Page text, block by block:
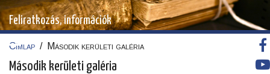
Feliratkozás, információk
Címlap / Második kerületi galéria
Második kerületi galéria